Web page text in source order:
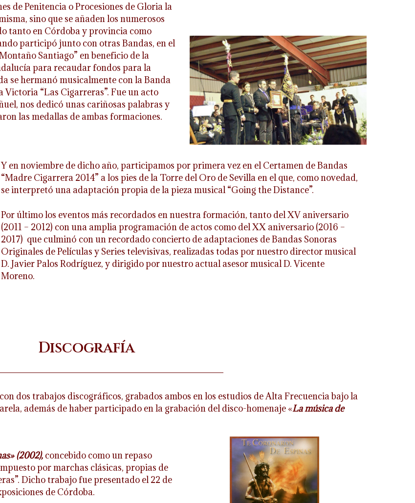
de Penitencia o Procesiones de Gloria la
sino que se añaden los numerosos
tanto en Córdoba y provincia como
participó junto con otras Bandas, en el
Santiago” en beneficio de la
para recaudar fondos para la
se hermanó musicalmente con la Banda
Victoria “Las Cigarreras”. Fue un acto
nos dedicó unas cariñosas palabras y
las medallas de ambas formaciones.
Y en noviembre de dicho año, participamos por primera vez en el Certamen de Bandas
“Madre Cigarrera 2014” a los pies de la Torre del Oro de Sevilla en el que, como novedad,
se interpretó una adaptación propia de la pieza musical “Going the Distance”.
Por último los eventos más recordados en nuestra formación, tanto del XV aniversario
(2011 – 2012) con una amplia programación de actos como del XX aniversario (2016 –
2017) que culminó con un recordado concierto de adaptaciones de Bandas Sonoras
Originales de Películas y Series televisivas, realizadas todas por nuestro director musical
D. Javier Palos Rodríguez, y dirigido por nuestro actual asesor musical D. Vicente
Moreno.
Discografía
dos trabajos discográficos, grabados ambos en los estudios de Alta Frecuencia bajo la
además de haber participado en la grabación del disco-homenaje «La música de
(2002), concebido como un repaso
por marchas clásicas, propias de
Dicho trabajo fue presentado el 22 de
de Córdoba.